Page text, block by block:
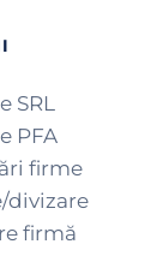
SRL
PFA
firme
divizare
firmă